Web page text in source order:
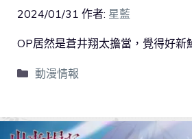
2024/01/31 作者: 星藍
OP居然是蒼井翔太擔當，覺得好新
動漫情報